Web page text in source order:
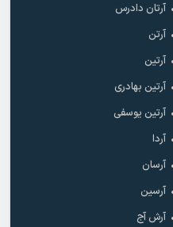
آرتان دادرس
آرتن
آرتین
آرتین بهادری
آرتین یوسفی
آردا
آرسان
آرسین
آرش آج